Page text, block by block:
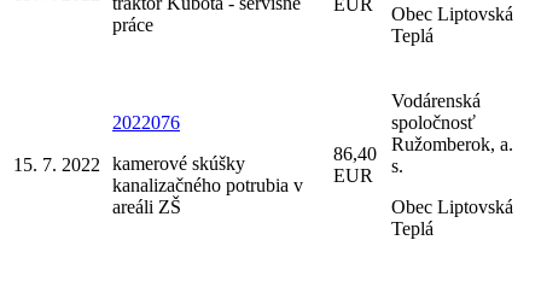
práce
Obec Liptovská
Teplá
15. 7. 2022
2022076
kamerové skúšky
kanalizačného potrubia v
areáli ZŠ
86,40
EUR
Vodárenská
spoločnosť
Ružomberok, a.
s.
Obec Liptovská
Teplá